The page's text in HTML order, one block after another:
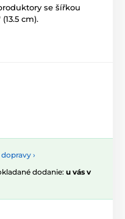
se šířkou
cm).
›
dodanie: u vás v